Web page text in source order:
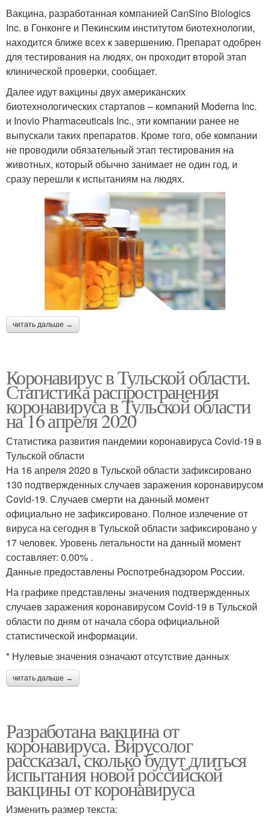
Вакцина, разработанная компанией CanSino Biologics
Inc. в Гонконге и Пекинским институтом биотехнологии,
находится ближе всех к завершению. Препарат одобрен
для тестирования на людях, он проходит второй этап
клинической проверки, сообщает.
Далее идут вакцины двух американских
биотехнологических стартапов – компаний Moderna Inc.
и Inovio Pharmaceuticals Inc., эти компании ранее не
выпускали таких препаратов. Кроме того, обе компании
не проводили обязательный этап тестирования на
животных, который обычно занимает не один год, и
сразу перешли к испытаниям на людях.
читать дальше →
Коронавирус в Тульской области.
Статистика распространения
коронавируса в Тульской области
на 16 апреля 2020
Статистика развития пандемии коронавируса Covid-19 в
Тульской области
На 16 апреля 2020 в Тульской области зафиксировано
130 подтвержденных случаев заражения коронавирусом
Covid-19. Случаев смерти на данный момент
официально не зафиксировано. Полное излечение от
вируса на сегодня в Тульской области зафиксировано у
17 человек. Уровень летальности на данный момент
составляет: 0.00% .
Данные предоставлены Роспотребнадзором России.
На графике представлены значения подтвержденных
случаев заражения коронавирусом Covid-19 в Тульской
области по дням от начала сбора официальной
статистической информации.
* Нулевые значения означают отсутствие данных
читать дальше →
Разработана вакцина от
коронавируса. Вирусолог
рассказал, сколько будут длиться
испытания новой российской
вакцины от коронавируса
Изменить размер текста: